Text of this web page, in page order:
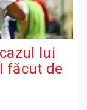
lui
făcut de